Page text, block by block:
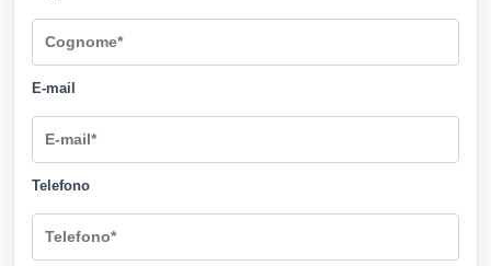
E-mail
Telefono